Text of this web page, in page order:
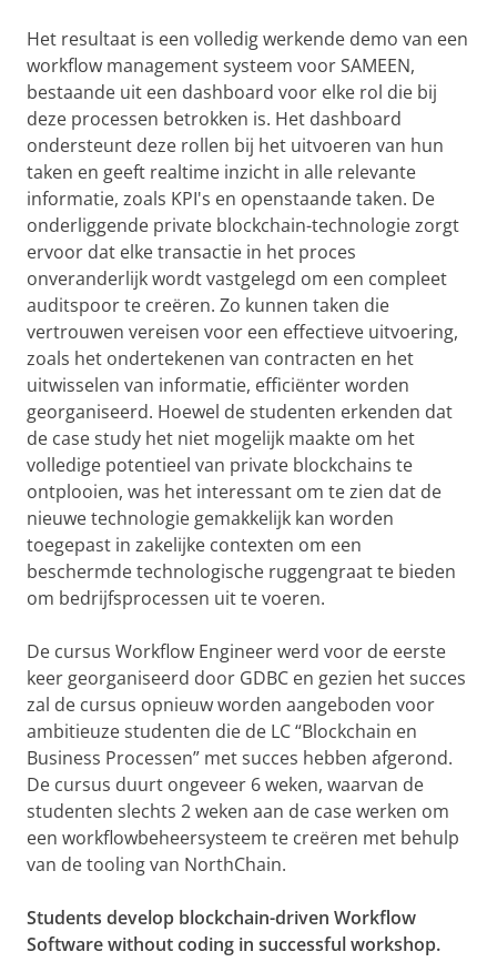
Het resultaat is een volledig werkende demo van een
workflow management systeem voor SAMEEN,
bestaande uit een dashboard voor elke rol die bij
deze processen betrokken is. Het dashboard
ondersteunt deze rollen bij het uitvoeren van hun
taken en geeft realtime inzicht in alle relevante
informatie, zoals KPI's en openstaande taken. De
onderliggende private blockchain-technologie zorgt
ervoor dat elke transactie in het proces
onveranderlijk wordt vastgelegd om een ​​compleet
auditspoor te creëren. Zo kunnen taken die
vertrouwen vereisen voor een effectieve uitvoering,
zoals het ondertekenen van contracten en het
uitwisselen van informatie, efficiënter worden
georganiseerd. Hoewel de studenten erkenden dat
de case study het niet mogelijk maakte om het
volledige potentieel van private blockchains te
ontplooien, was het interessant om te zien dat de
nieuwe technologie gemakkelijk kan worden
toegepast in zakelijke contexten om een ​​
beschermde technologische ruggengraat te bieden
om bedrijfsprocessen uit te voeren.
De cursus Workflow Engineer werd voor de eerste
keer georganiseerd door GDBC en gezien het succes
zal de cursus opnieuw worden aangeboden voor
ambitieuze studenten die de LC “Blockchain en
Business Processen” met succes hebben afgerond.
De cursus duurt ongeveer 6 weken, waarvan de
studenten slechts 2 weken aan de case werken om
een ​​workflowbeheersysteem te creëren met behulp
van de tooling van NorthChain.
Students develop blockchain-driven Workflow
Software without coding in successful workshop.